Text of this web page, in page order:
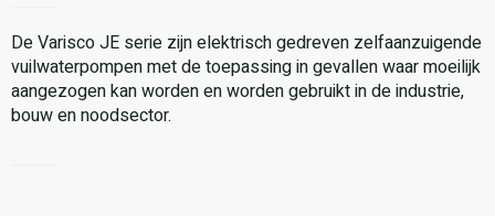
De Varisco JE serie zijn elektrisch gedreven zelfaanzuigende
vuilwaterpompen met de toepassing in gevallen waar moeilijk
aangezogen kan worden en worden gebruikt in de industrie,
bouw en noodsector.